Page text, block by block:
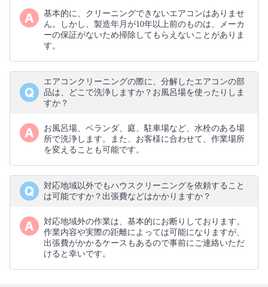
基本的に、クリーニングできないエアコンはありませ
ん。しかし、製造年月が10年以上前のものは、メーカ
ーの保証がないため掃除してもらえないことがありま
す。
エアコンクリーニングの際に、分解したエアコンの部
品は、どこで洗浄しますか？お風呂場を使ったりしま
すか？
お風呂場、ベランダ、庭、駐車場など、水栓のある場
所で洗浄します。また、お客様に合わせて、作業場所
を変えることも可能です。
対応地域以外でもハウスクリーニングを依頼すること
は可能ですか？出張費などはかかりますか？
対応地域外の作業は、基本的にお断りしております。
作業内容や実際の距離によっては可能になりますが、
出張費がかかるケースもあるので事前にご連絡いただ
けると幸いです。